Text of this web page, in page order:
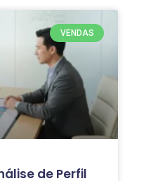
VENDAS
de Perfil